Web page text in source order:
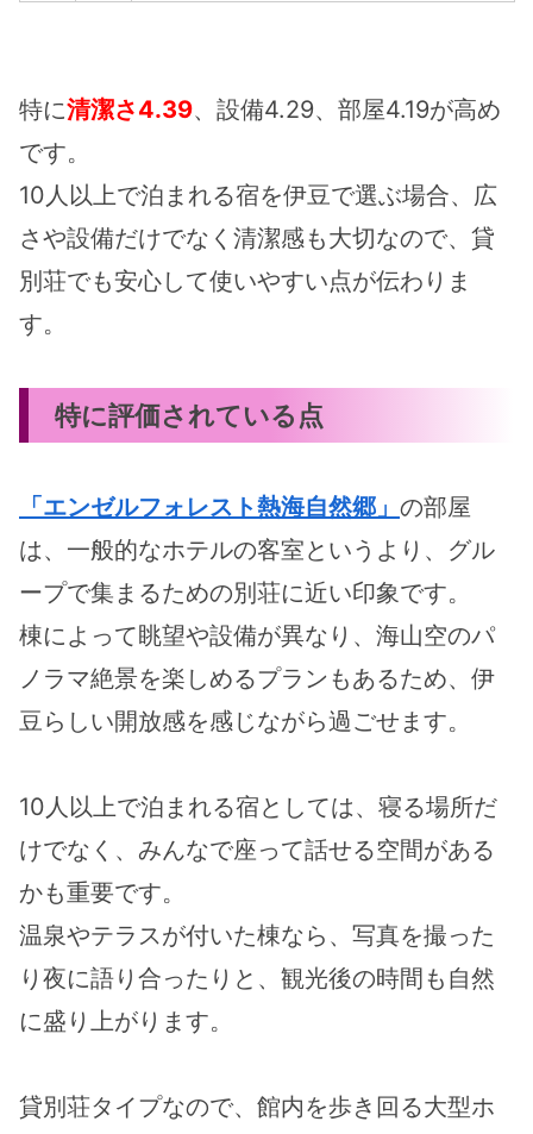
特に清潔さ4.39、設備4.29、部屋4.19が高め
です。
10人以上で泊まれる宿を伊豆で選ぶ場合、広
さや設備だけでなく清潔感も大切なので、貸
別荘でも安心して使いやすい点が伝わりま
す。
特に評価されている点
「エンゼルフォレスト熱海自然郷」 の部屋
は、一般的なホテルの客室というより、グル
ープで集まるための別荘に近い印象です。
棟によって眺望や設備が異なり、海山空のパ
ノラマ絶景を楽しめるプランもあるため、伊
豆らしい開放感を感じながら過ごせます。
10人以上で泊まれる宿としては、寝る場所だ
けでなく、みんなで座って話せる空間がある
かも重要です。
温泉やテラスが付いた棟なら、写真を撮った
り夜に語り合ったりと、観光後の時間も自然
に盛り上がります。
貸別荘タイプなので、館内を歩き回る大型ホ